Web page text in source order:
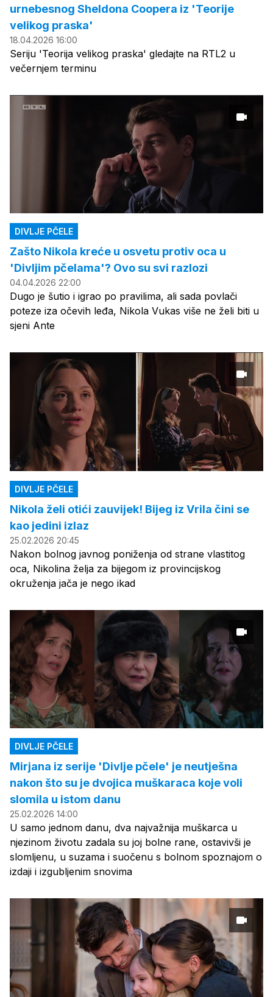
urnebesnog Sheldona Coopera iz 'Teorije
velikog praska'
18.04.2026 16:00
Seriju 'Teorija velikog praska' gledajte na RTL2 u
večernjem terminu
DIVLJE PČELE
Zašto Nikola kreće u osvetu protiv oca u
'Divljim pčelama'? Ovo su svi razlozi
04.04.2026 22:00
Dugo je šutio i igrao po pravilima, ali sada povlači
poteze iza očevih leđa, Nikola Vukas više ne želi biti u
sjeni Ante
DIVLJE PČELE
Nikola želi otići zauvijek! Bijeg iz Vrila čini se
kao jedini izlaz
25.02.2026 20:45
Nakon bolnog javnog poniženja od strane vlastitog
oca, Nikolina želja za bijegom iz provincijskog
okruženja jača je nego ikad
DIVLJE PČELE
Mirjana iz serije 'Divlje pčele' je neutješna
nakon što su je dvojica muškaraca koje voli
slomila u istom danu
25.02.2026 14:00
U samo jednom danu, dva najvažnija muškarca u
njezinom životu zadala su joj bolne rane, ostavivši je
slomljenu, u suzama i suočenu s bolnom spoznajom o
izdaji i izgubljenim snovima